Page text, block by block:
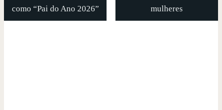
como “Pai do Ano 2026”
mulheres